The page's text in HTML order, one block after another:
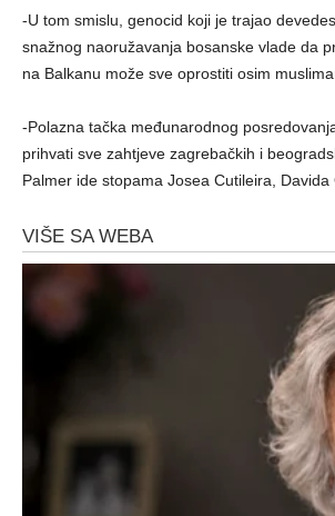
-U tom smislu, genocid koji je trajao
snažnog naoružavanja bosanske vlade da
na Balkanu može sve oprostiti osim
-Polazna tačka međunarodnog
prihvati sve zahtjeve zagrebačkih i
Palmer ide stopama Josea Cutileira,